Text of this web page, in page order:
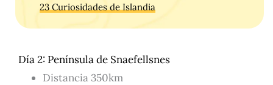
23 Curiosidades de Islandia
Día 2: Península de Snaefellsnes
Distancia 350km